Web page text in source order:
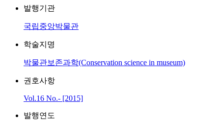
발행기관
국립중앙박물관
학술지명
박물관보존과학(Conservation science in museum)
권호사항
Vol.16 No.- [2015]
발행연도